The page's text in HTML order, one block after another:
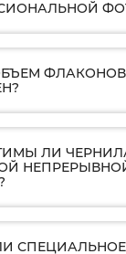
ЛИ
СПЕЦИАЛЬНОЕ